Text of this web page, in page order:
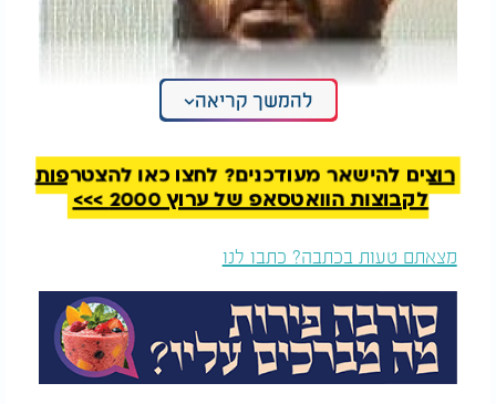
המלצות נוספות
להמשך קריאה
רוצים להישאר מעודכנים? לחצו כאן להצטרפות
לקבוצות הוואטסאפ של ערוץ 2000 >>>
מצאתם טעות בכתבה? כתבו לנו